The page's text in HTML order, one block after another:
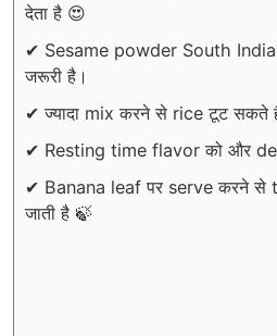
देता है 😍
✔ Sesame powder South
जरूरी है।
✔ ज्यादा mix करने से rice टूट सकते
✔ Resting time flavor को और
✔ Banana leaf पर serve करने
जाती है 🍃